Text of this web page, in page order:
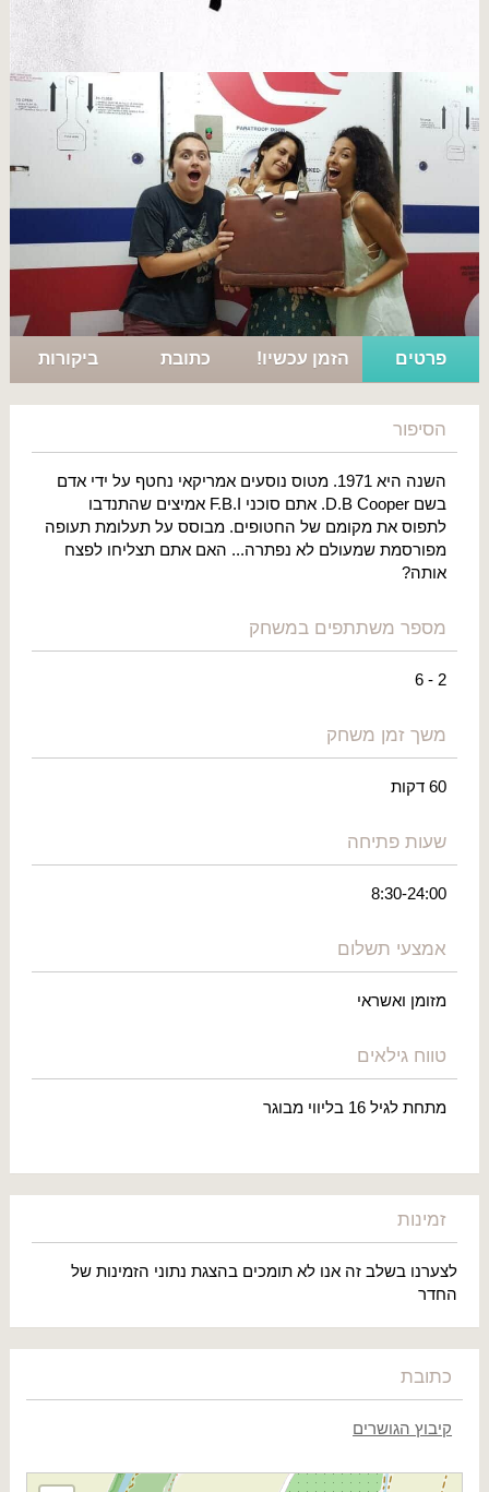
פרטים הזמן עכשיו! כתובת ביקורות
הסיפור
השנה היא 1971. מטוס נוסעים אמריקאי נחטף על ידי אדם
בשם D.B Cooper. אתם סוכני F.B.I אמיצים שהתנדבו
לתפוס את מקומם של החטופים. מבוסס על תעלומת תעופה
מפורסמת שמעולם לא נפתרה... האם אתם תצליחו לפצח
אותה?
מספר משתתפים במשחק
2 - 6
משך זמן משחק
60 דקות
שעות פתיחה
8:30-24:00
אמצעי תשלום
מזומן ואשראי
טווח גילאים
מתחת לגיל 16 בליווי מבוגר
זמינות
לצערנו בשלב זה אנו לא תומכים בהצגת נתוני הזמינות של
החדר
כתובת
קיבוץ הגושרים